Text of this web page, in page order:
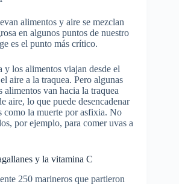
alimentos y aire se mezclan
en algunos puntos de nuestro
es el punto más crítico.
y los alimentos viajan desde el
aire a la traquea. Pero algunas
alimentos van hacia la traquea
aire, lo que puede desencadenar
como la muerte por asfixia. No
por ejemplo, para comer uvas a
y la vitamina C
250 marineros que partieron